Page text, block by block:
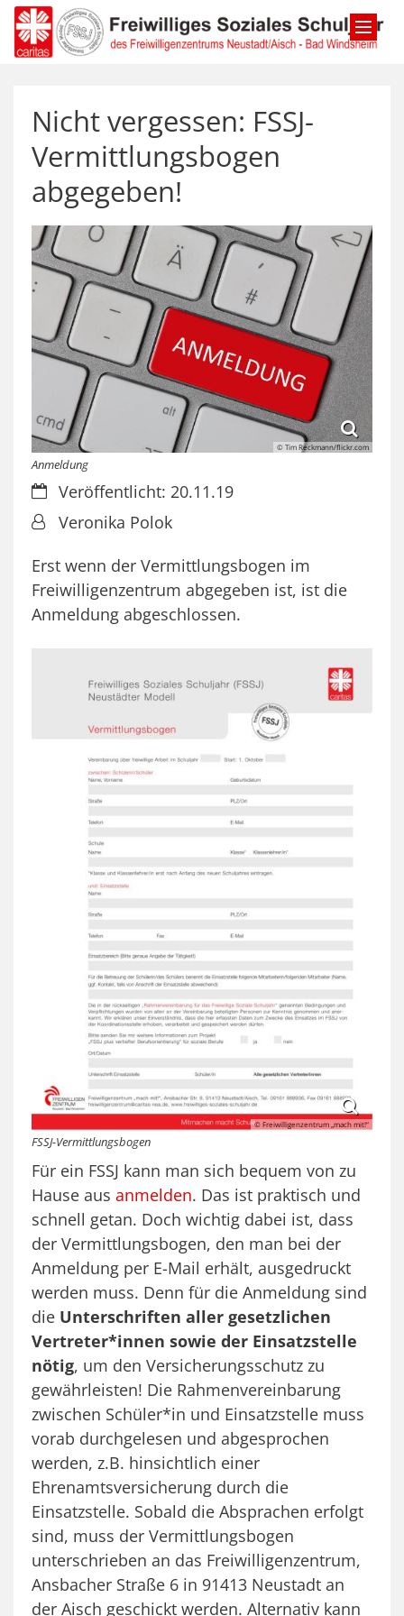
Zum Inhalt springen
Nicht vergessen: FSSJ-
Vermittlungsbogen
abgegeben!
© Tim Reckmann/flickr.com
Anmeldung
Datum:Veröffentlicht: 20.11.19
Von:Veronika Polok
Erst wenn der Vermittlungsbogen im
Freiwilligenzentrum abgegeben ist, ist die
Anmeldung abgeschlossen.
© Freiwilligenzentrum „mach mit!“
FSSJ-Vermittlungsbogen
Für ein FSSJ kann man sich bequem von zu
Hause aus anmelden. Das ist praktisch und
schnell getan. Doch wichtig dabei ist, dass
der Vermittlungsbogen, den man bei der
Anmeldung per E-Mail erhält, ausgedruckt
werden muss. Denn für die Anmeldung sind
die Unterschriften aller gesetzlichen
Vertreter*innen sowie der Einsatzstelle
nötig, um den Versicherungsschutz zu
gewährleisten! Die Rahmenvereinbarung
zwischen Schüler*in und Einsatzstelle muss
vorab durchgelesen und abgesprochen
werden, z.B. hinsichtlich einer
Ehrenamtsversicherung durch die
Einsatzstelle. Sobald die Absprachen erfolgt
sind, muss der Vermittlungsbogen
unterschrieben an das Freiwilligenzentrum,
Ansbacher Straße 6 in 91413 Neustadt an
der Aisch geschickt werden. Alternativ kann